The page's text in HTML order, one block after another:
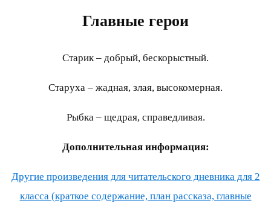
Главные герои
Старик – добрый, бескорыстный.
Старуха – жадная, злая, высокомерная.
Рыбка – щедрая, справедливая.
Дополнительная информация:
Другие произведения для читательского дневника для 2
класса (краткое содержание, план рассказа, главные